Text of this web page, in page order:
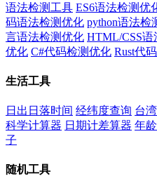
语法检测工具 ES6语法检测优
码语法检测优化 python语法检
言语法检测优化 HTML/CSS
优化 C#代码检测优化 Rust代
生活工具
日出日落时间 经纬度查询 台
科学计算器 日期计差算器 年
子
随机工具